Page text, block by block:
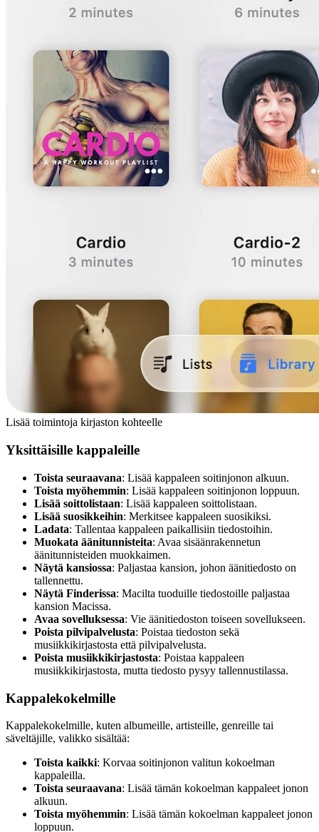
Lisää toimintoja kirjaston kohteelle
Yksittäisille kappaleille
Toista seuraavana: Lisää kappaleen soitinjonon alkuun.
Toista myöhemmin: Lisää kappaleen soitinjonon loppuun.
Lisää soittolistaan: Lisää kappaleen soittolistaan.
Lisää suosikkeihin: Merkitsee kappaleen suosikiksi.
Ladata: Tallentaa kappaleen paikallisiin tiedostoihin.
Muokata äänitunnisteita: Avaa sisäänrakennetun
äänitunnisteiden muokkaimen.
Näytä kansiossa: Paljastaa kansion, johon äänitiedosto on
tallennettu.
Näytä Finderissa: Macilta tuoduille tiedostoille paljastaa
kansion Macissa.
Avaa sovelluksessa: Vie äänitiedoston toiseen sovellukseen.
Poista pilvipalvelusta: Poistaa tiedoston sekä
musiikkikirjastosta että pilvipalvelusta.
Poista musiikkikirjastosta: Poistaa kappaleen
musiikkikirjastosta, mutta tiedosto pysyy tallennustilassa.
Kappalekokelmille
Kappalekokelmille, kuten albumeille, artisteille, genreille tai
säveltäjille, valikko sisältää:
Toista kaikki: Korvaa soitinjonon valitun kokoelman
kappaleilla.
Toista seuraavana: Lisää tämän kokoelman kappaleet jonon
alkuun.
Toista myöhemmin: Lisää tämän kokoelman kappaleet jonon
loppuun.